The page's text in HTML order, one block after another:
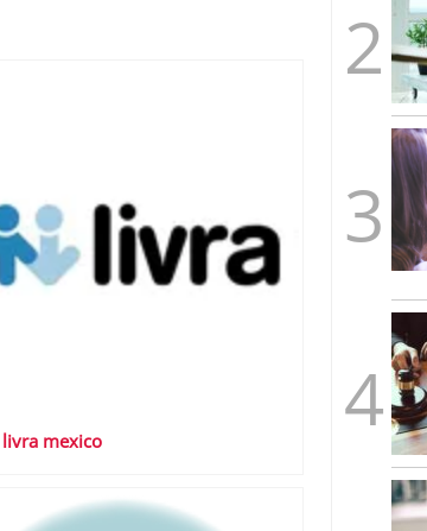
livra mexico